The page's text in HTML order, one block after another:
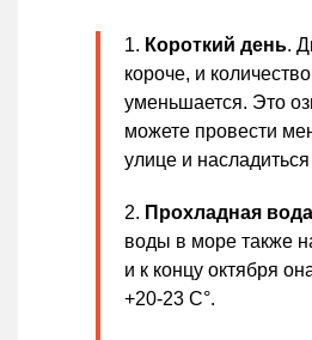
Короткий день.
короче, и
уменьшается. Это
можете провести
улице и
Прохладная вода
воды в море также
и к концу октября
+20-23 С°.